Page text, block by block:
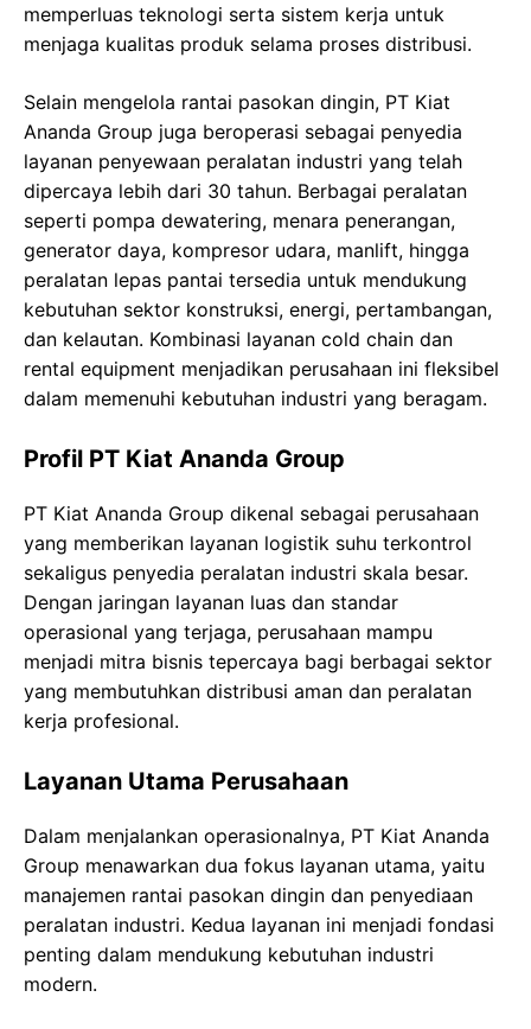
memperluas teknologi serta sistem kerja untuk
menjaga kualitas produk selama proses distribusi.
Selain mengelola rantai pasokan dingin, PT Kiat
Ananda Group juga beroperasi sebagai penyedia
layanan penyewaan peralatan industri yang telah
dipercaya lebih dari 30 tahun. Berbagai peralatan
seperti pompa dewatering, menara penerangan,
generator daya, kompresor udara, manlift, hingga
peralatan lepas pantai tersedia untuk mendukung
kebutuhan sektor konstruksi, energi, pertambangan,
dan kelautan. Kombinasi layanan cold chain dan
rental equipment menjadikan perusahaan ini fleksibel
dalam memenuhi kebutuhan industri yang beragam.
Profil PT Kiat Ananda Group
PT Kiat Ananda Group dikenal sebagai perusahaan
yang memberikan layanan logistik suhu terkontrol
sekaligus penyedia peralatan industri skala besar.
Dengan jaringan layanan luas dan standar
operasional yang terjaga, perusahaan mampu
menjadi mitra bisnis tepercaya bagi berbagai sektor
yang membutuhkan distribusi aman dan peralatan
kerja profesional.
Layanan Utama Perusahaan
Dalam menjalankan operasionalnya, PT Kiat Ananda
Group menawarkan dua fokus layanan utama, yaitu
manajemen rantai pasokan dingin dan penyediaan
peralatan industri. Kedua layanan ini menjadi fondasi
penting dalam mendukung kebutuhan industri
modern.